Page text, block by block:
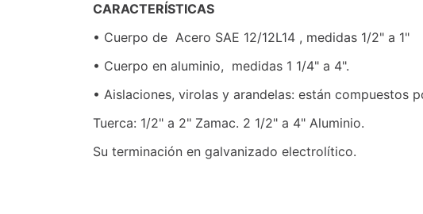
CARACTERÍSTICAS
• Cuerpo de Acero SAE 12/12L14 , medidas 1/2" a 1"
• Cuerpo en aluminio, medidas 1 1/4" a 4".
• Aislaciones, virolas y arandelas: están compuestos
Tuerca: 1/2" a 2" Zamac. 2 1/2" a 4" Aluminio.
Su terminación en galvanizado electrolítico.